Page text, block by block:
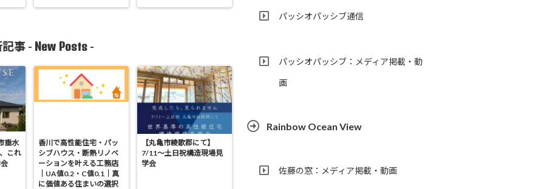
事 - New Posts -
垂水
これ
香川で高性能住宅・パッ
シブハウス・断熱リノベ
ーションを叶える工務店
｜UA値0.2・C値0.1｜真
に価値ある住まいの選択
【丸亀市綾歌郡にて】
7/11～土日祝構造現場見
学会
パッシオパッシブ通信
パッシオパッシブ：メディア掲載・動
画
Rainbow Ocean View
佐藤の窓：メディア掲載・動画